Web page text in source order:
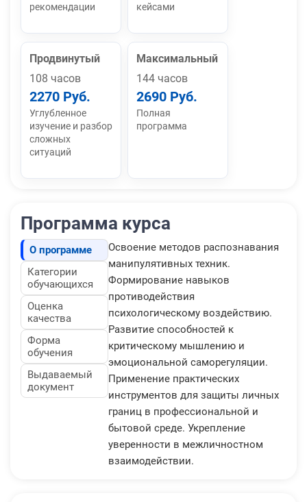
рекомендации
кейсами
Продвинутый
108 часов
2270 Руб.
Углубленное
изучение и разбор
сложных
ситуаций
Максимальный
144 часов
2690 Руб.
Полная
программа
Программа курса
О программе
Категории
обучающихся
Оценка
качества
Форма
обучения
Выдаваемый
документ
Освоение методов распознавания
манипулятивных техник.
Формирование навыков
противодействия
психологическому воздействию.
Развитие способностей к
критическому мышлению и
эмоциональной саморегуляции.
Применение практических
инструментов для защиты личных
границ в профессиональной и
бытовой среде. Укрепление
уверенности в межличностном
взаимодействии.